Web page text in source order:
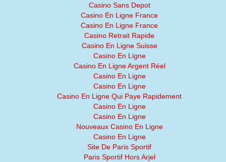
Casino Sans Depot
Casino En Ligne France
Casino En Ligne France
Casino Retrait Rapide
Casino En Ligne Suisse
Casino En Ligne
Casino En Ligne Argent Réel
Casino En Ligne
Casino En Ligne
Casino En Ligne Qui Paye Rapidement
Casino En Ligne
Casino En Ligne
Nouveaux Casino En Ligne
Casino En Ligne
Site De Paris Sportif
Paris Sportif Hors Arjel